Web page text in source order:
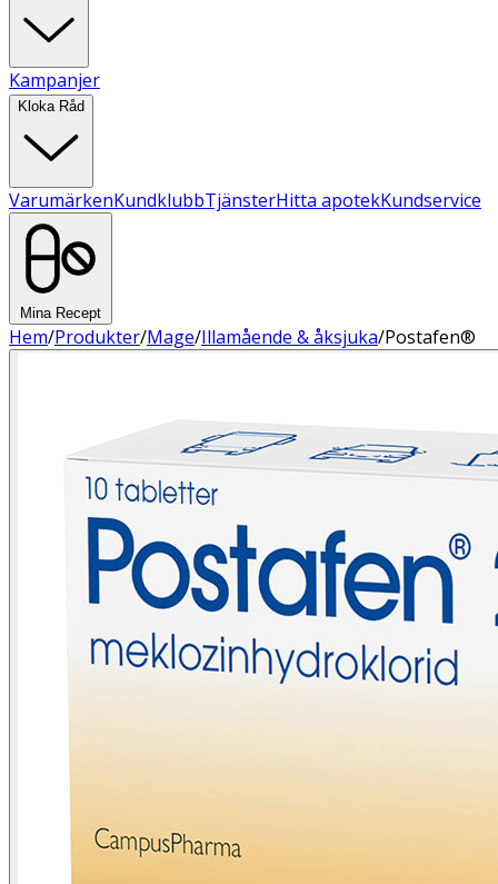
Kampanjer
Kloka Råd
VarumärkenKundklubbTjänsterHitta apotekKundservice
Mina Recept
Hem/Produkter/Mage/Illamående & åksjuka/Postafen®